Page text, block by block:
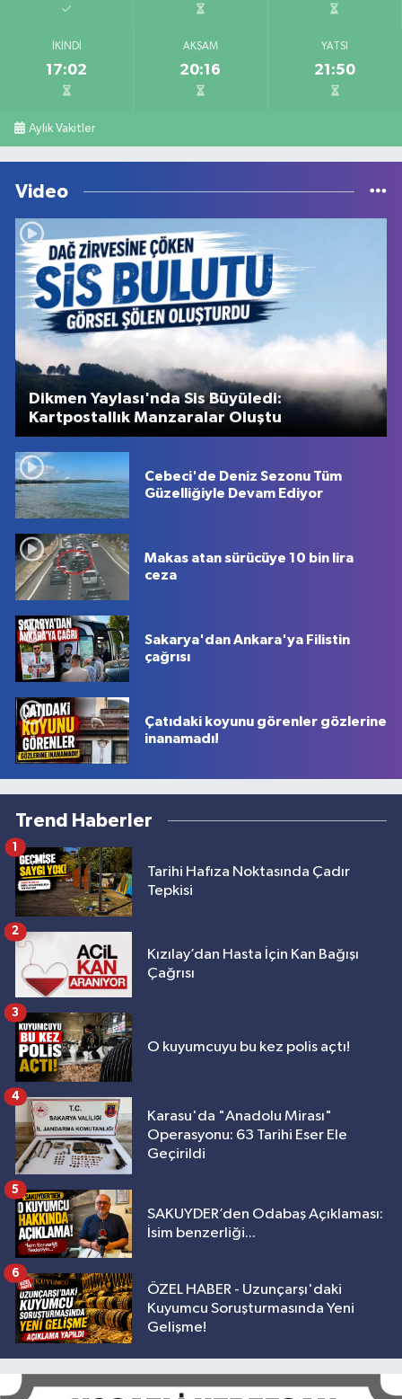
İKINDI
17:02
AKŞAM
20:16
YATSI
21:50
Aylık Vakitler
Video
Dikmen Yaylası'nda Sis Büyüledi:
Kartpostallık Manzaralar Oluştu
Cebeci'de Deniz Sezonu Tüm
Güzelliğiyle Devam Ediyor
Makas atan sürücüye 10 bin lira
ceza
Sakarya'dan Ankara'ya Filistin
çağrısı
Çatıdaki koyunu görenler gözlerine
inanamadı!
Trend Haberler
Tarihi Hafıza Noktasında Çadır
Tepkisi
1
Kızılay’dan Hasta İçin Kan Bağışı
Çağrısı
2
O kuyumcuyu bu kez polis açtı!
3
Karasu'da "Anadolu Mirası"
Operasyonu: 63 Tarihi Eser Ele
Geçirildi
4
SAKUYDER’den Odabaş Açıklaması:
İsim benzerliği...
5
ÖZEL HABER - Uzunçarşı'daki
Kuyumcu Soruşturmasında Yeni
Gelişme!
6